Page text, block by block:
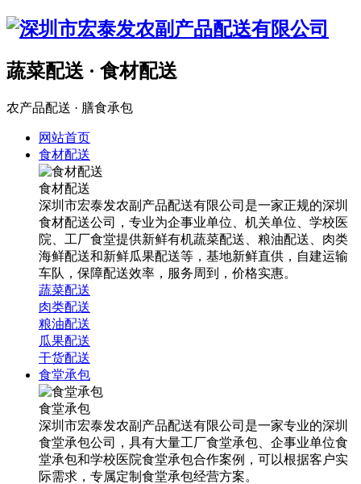
蔬菜配送 · 食材配送
农产品配送 · 膳食承包
网站首页
食材配送
食材配送
深圳市宏泰发农副产品配送有限公司是一家正规的深圳
食材配送公司，专业为企事业单位、机关单位、学校医
院、工厂食堂提供新鲜有机蔬菜配送、粮油配送、肉类
海鲜配送和新鲜瓜果配送等，基地新鲜直供，自建运输
车队，保障配送效率，服务周到，价格实惠。
蔬菜配送
肉类配送
粮油配送
瓜果配送
干货配送
食堂承包
食堂承包
深圳市宏泰发农副产品配送有限公司是一家专业的深圳
食堂承包公司，具有大量工厂食堂承包、企事业单位食
堂承包和学校医院食堂承包合作案例，可以根据客户实
际需求，专属定制食堂承包经营方案。